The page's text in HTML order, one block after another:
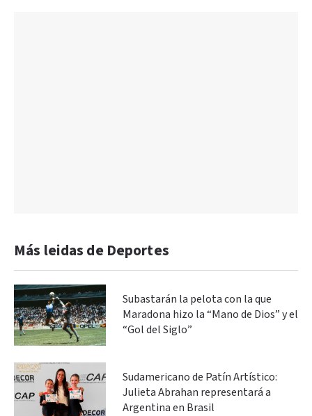
Más leidas de Deportes
Subastarán la pelota con la que
Maradona hizo la “Mano de Dios” y el
“Gol del Siglo”
Sudamericano de Patín Artístico:
Julieta Abrahan representará a
Argentina en Brasil